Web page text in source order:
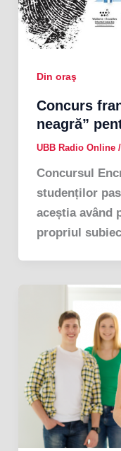
Din oraş
Concurs
neagră”
UBB Radio Online /
Concursul
studenților
aceștia având
propriul